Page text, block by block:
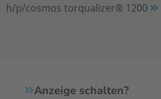
h/p/cosmos torqualizer® 1200
Anzeige schalten?